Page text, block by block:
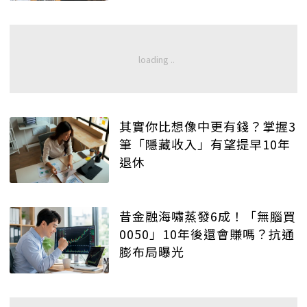
其實你比想像中更有錢？掌握3
筆「隱藏收入」有望提早10年
退休
昔金融海嘯蒸發6成！「無腦買
0050」10年後還會賺嗎？抗通
膨布局曝光